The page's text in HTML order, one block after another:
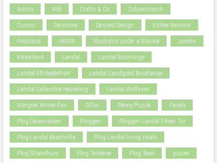
Action Aldi Crafts & Co Culiperslunch
Curiosi Decotime Desired Design Esther Bennink
Friesland HEMA Illustrator under a Blankie Jumbo
Kikkerland Landal Landal Bourtange
Landal Elfstedenhart Landal Landgoed Bourtange
Landal Sallandse Heuvelrug Landal Wolfsven
Margriet Winter Fair Oll'eo Penny Puzzle Piecely
Plog Denemarken Ploggen Ploggen Landal Eifeler Tor
Plog Landal Beachvilla Plog Landal Hoog Vaals
Plog Strandhuis Plog Terherne Plog Texel puzzel